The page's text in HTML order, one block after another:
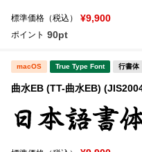
標準価格（税込） ¥9,900
ポイント 90pt
macOS True Type Font 行書体
曲水EB (TT-曲水EB)